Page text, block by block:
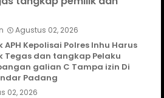
Agustus 02, 2026
APH Kepolisai Polres Inhu Harus
Tegas dan tangkap Pelaku
galian C Tampa izin Di
Padang
02, 2026